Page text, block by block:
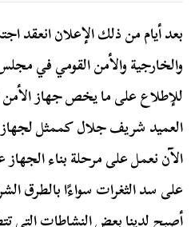
بعد أيام من ذلك الإعلان انعقد
للإطلاع على ما يخص جهاز
العميد شريف جلال كممثل لجهاز
الآن نعمل على مرحلة بناء
على سد الثغرات سواءًا بالطرق
أصبح لدينا بعض النشاطات التي